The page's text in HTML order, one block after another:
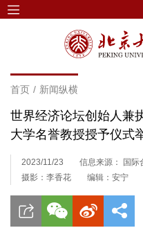
首页 / 新闻纵横
世界经济论坛创始人兼
大学名誉教授授予仪式
2023/11/23
信息来源： 国际
摄影：李香花
编辑：安宁